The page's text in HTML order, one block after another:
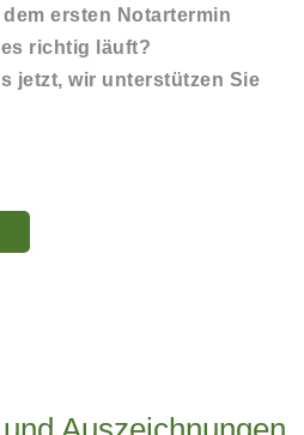
ersten Notartermin
richtig läuft?
jetzt, wir unterstützen Sie